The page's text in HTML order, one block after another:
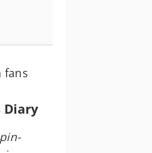
fans
Diary